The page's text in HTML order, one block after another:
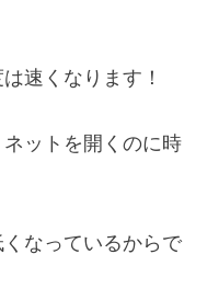
速くなります！
ットを開くのに時
なっているからで